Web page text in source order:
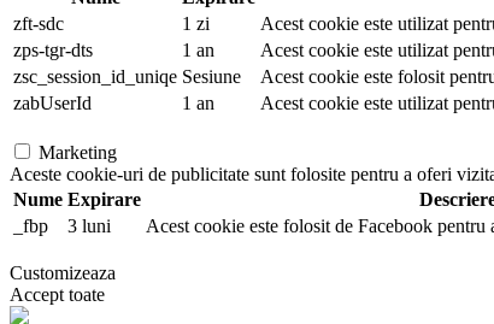
zft-sdc
1 zi
Acest cookie este utilizat
zps-tgr-dts
1 an
Acest cookie este utilizat
zsc_session_id_uniqe Sesiune
Acest cookie este folosit
zabUserId
1 an Acest cookie este utilizat
Marketing
Aceste cookie-uri de publicitate sunt folosite pentru a oferi
Nume Expirare
_fbp
3 luni Acest cookie este folosit de Facebook
Customizeaza
Accept toate